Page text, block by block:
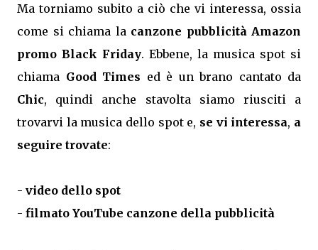
Ma torniamo subito a ciò che vi interessa, ossia
come si chiama la canzone pubblicità Amazon
promo Black Friday. Ebbene, la musica spot si
chiama Good Times ed è un brano cantato da
Chic, quindi anche stavolta siamo riusciti a
trovarvi la musica dello spot e, se vi interessa, a
seguire trovate:
- video dello spot
- filmato YouTube canzone della pubblicità